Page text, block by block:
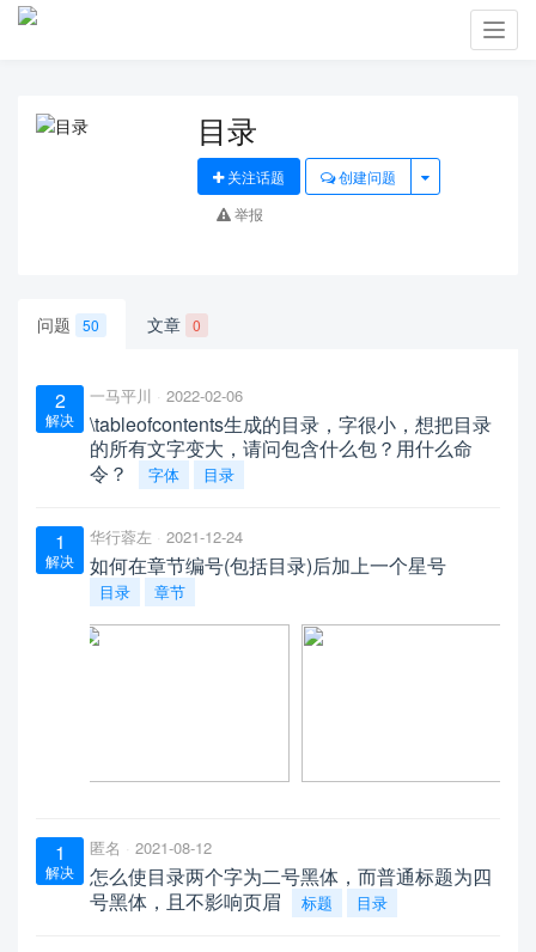
目录
关注话题
创建问题
举报
问题 50 文章 0
2
解决
一马平川 2022-02-06
\tableofcontents生成的目录，字很小，想把目录
的所有文字变大，请问包含什么包？用什么命
令？
字体 目录
1
解决
华行蓉左 2021-12-24
如何在章节编号(包括目录)后加上一个星号
目录 章节
1
解决
匿名 2021-08-12
怎么使目录两个字为二号黑体，而普通标题为四
号黑体，且不影响页眉
标题 目录